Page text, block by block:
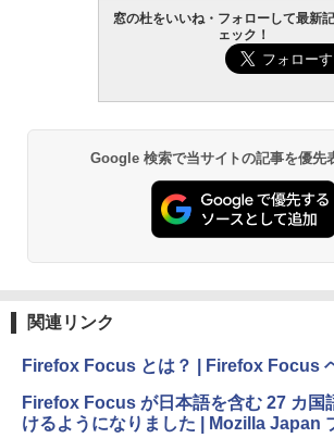
Amazon Kindle - 目に
ない、大きな画面で読
続バッテリー、6イン
￥19,980
Kindle Paperwhite シ
ション (32GB) 7インチ
Amazon Kindle
ージ、防水、7インチ
イ、色調調節ライト、
窓の杜をいいね・フォローして最新
ェック！
Google 検索で当サイトの記事を優先
関連リンク
Firefox Focus とは？ | Firefox Focus
Firefox Focus が日本語を含む 27 カ国
けるようになりました | Mozilla Japan